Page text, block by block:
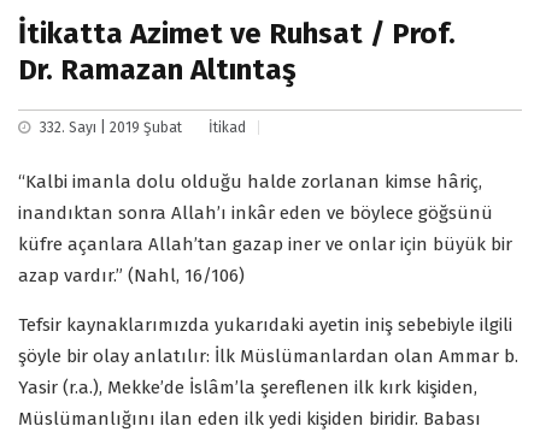
İtikatta Azimet ve Ruhsat / Prof.
Dr. Ramazan Altıntaş
332. Sayı | 2019 Şubat İtikad
“Kalbi imanla dolu olduğu halde zorlanan kimse hâriç,
inandıktan sonra Allah’ı inkâr eden ve böylece göğsünü
küfre açanlara Allah’tan gazap iner ve onlar için büyük bir
azap vardır.” (Nahl, 16/106)
Tefsir kaynaklarımızda yukarıdaki ayetin iniş sebebiyle ilgili
şöyle bir olay anlatılır: İlk Müslümanlardan olan Ammar b.
Yasir (r.a.), Mekke’de İslâm’la şereflenen ilk kırk kişiden,
Müslümanlığını ilan eden ilk yedi kişiden biridir. Babası